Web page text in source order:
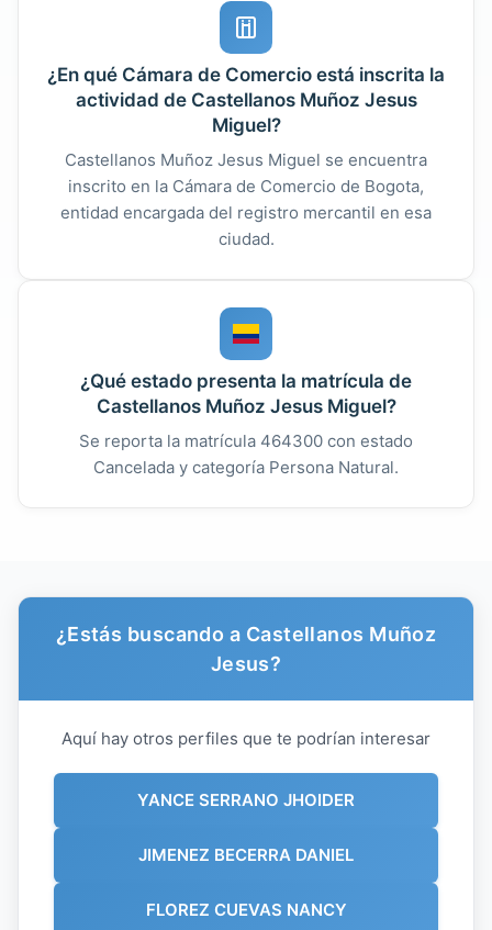
¿En qué Cámara de Comercio está inscrita la
actividad de Castellanos Muñoz Jesus
Miguel?
Castellanos Muñoz Jesus Miguel se encuentra
inscrito en la Cámara de Comercio de Bogota,
entidad encargada del registro mercantil en esa
ciudad.
¿Qué estado presenta la matrícula de
Castellanos Muñoz Jesus Miguel?
Se reporta la matrícula 464300 con estado
Cancelada y categoría Persona Natural.
¿Estás buscando a Castellanos Muñoz
Jesus?
Aquí hay otros perfiles que te podrían interesar
YANCE SERRANO JHOIDER
JIMENEZ BECERRA DANIEL
FLOREZ CUEVAS NANCY